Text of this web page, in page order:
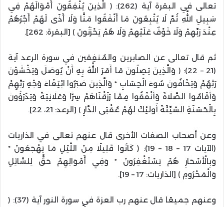
تعالى في البقرة آية (262): ﴿ الَّذِينَ يُنْفِقُونَ أَمْوَالَهُمْ فِي
سَبِيلِ اللَّهِ ثُمَّ لَا يُتْبِعُونَ مَا أَنْفَقُوا مَنًّا وَلَا أَذًى لَهُمْ أَجْرُهُمْ
عِنْدَ رَبِّهِمْ وَلَا خَوْفٌ عَلَيْهِمْ وَلَا هُمْ يَحْزَنُونَ ﴾ [البقرة: 262].
ثم قال تعالى عن الصابرين والمُنفِقين في سورة الرعد آية
(21 – 22): ﴿ وَالَّذِينَ يَصِلُونَ مَا أَمَرَ اللَّهُ بِهِ أَنْ يُوصَلَ وَيَخْشَوْنَ
رَبَّهُمْ وَيَخَافُونَ سُوءَ الْحِسَابِ * وَالَّذِينَ صَبَرُوا ابْتِغَاءَ وَجْهِ رَبِّهِمْ
وَأَقَامُوا الصَّلَاةَ وَأَنْفَقُوا مِمَّا رَزَقْنَاهُمْ سِرًّا وَعَلَانِيَةً وَيَدْرَؤُونَ
بِالْحَسَنَةِ السَّيِّئَةَ أُولَئِكَ لَهُمْ عُقْبَى الدَّارِ ﴾ [الرعد: 21، 22].
وعن أصحاب الصفات الأخرى قال عنهم تعالى في الذاريات
(الآيات 17 – 18 – 19): ﴿ كَانُوا قَلِيلًا مِنَ اللَّيْلِ مَا يَهْجَعُونَ *
وَبِالْأَسْحَارِ هُمْ يَسْتَغْفِرُونَ * وَفِي أَمْوَالِهِمْ حَقٌّ لِلسَّائِلِ
وَالْمَحْرُومِ ﴾ [الذاريات: 17 – 19].
وعنهم جميعًا قال عنهم رب العزة في سورة النور آية (37): ﴿